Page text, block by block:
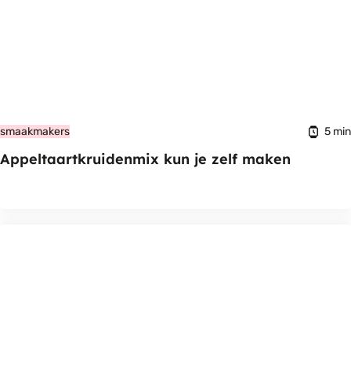
smaakmakers 5 min
Appeltaartkruidenmix kun je zelf maken